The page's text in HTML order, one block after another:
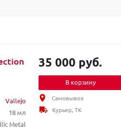
Vallejo
18 мл
Metal
35 000 руб.
В корзину
Самовывоз
Курьер, ТК